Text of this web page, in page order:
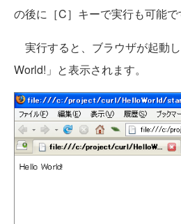
の後に［C］キーで実行も可能で
実行すると、ブラウザが起動
World!」と表示されます。